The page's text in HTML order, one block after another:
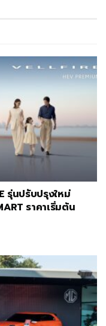
รุ่นปรับปรุงใหม่
ราคาเริ่มต้น